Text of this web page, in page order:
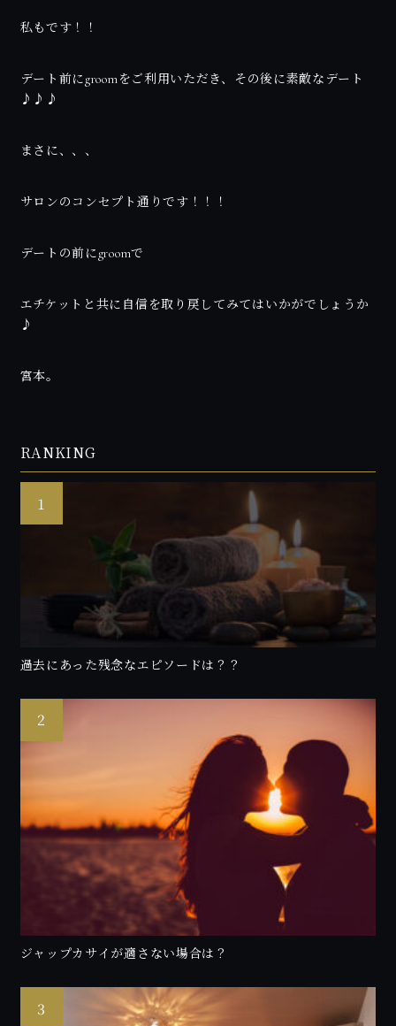
私もです！！
デート前にgroomをご利用いただき、その後に素敵なデート
♪♪♪
まさに、、、
サロンのコンセプト通りです！！！
デートの前にgroomで
エチケットと共に自信を取り戻してみてはいかがでしょうか
♪
宮本。
RANKING
過去にあった残念なエピソードは？？
ジャップカサイが適さない場合は？